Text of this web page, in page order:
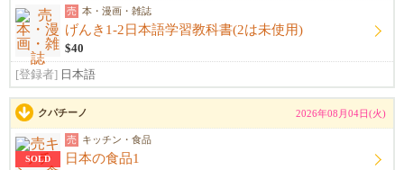
売 本・漫画・雑誌
げんき1-2日本語学習教科書(2は未使用)
$40
[登録者] 日本語
クパチーノ 2026年08月04日(火)
SOLD
売 キッチン・食品
日本の食品1